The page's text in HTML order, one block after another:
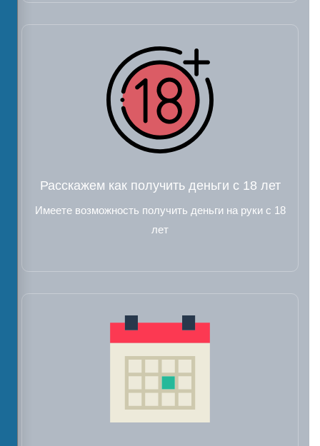
Расскажем как получить деньги с 18 лет
Имеете возможность получить деньги на руки с 18
лет